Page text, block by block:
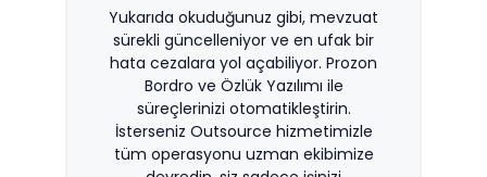
Yukarıda okuduğunuz gibi, mevzuat
sürekli güncelleniyor ve en ufak bir
hata cezalara yol açabiliyor. Prozon
Bordro ve Özlük Yazılımı ile
süreçlerinizi otomatikleştirin.
İsterseniz Outsource hizmetimizle
tüm operasyonu uzman ekibimize